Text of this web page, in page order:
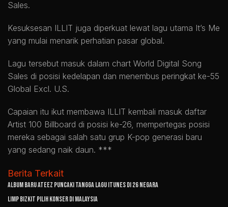
Sales.
Kesuksesan ILLIT juga diperkuat lewat lagu utama It’s Me
yang mulai menarik perhatian pasar global.
Lagu tersebut masuk dalam chart World Digital Song
Sales di posisi kedelapan dan menembus peringkat ke-55
Global Excl. U.S.
Capaian itu ikut membawa ILLIT kembali masuk daftar
Artist 100 Billboard di posisi ke-26, mempertegas posisi
mereka sebagai salah satu grup K-pop generasi baru
yang sedang naik daun. ***
Berita Terkait
Album Baru ATEEZ Puncaki Tangga Lagu iTunes di 26 Negara
Limp Bizkit Pilih Konser di Malaysia